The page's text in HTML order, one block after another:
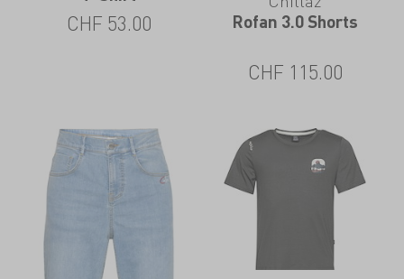
CHF 53.00 Rofan 3.0 Shorts
CHF 115.00